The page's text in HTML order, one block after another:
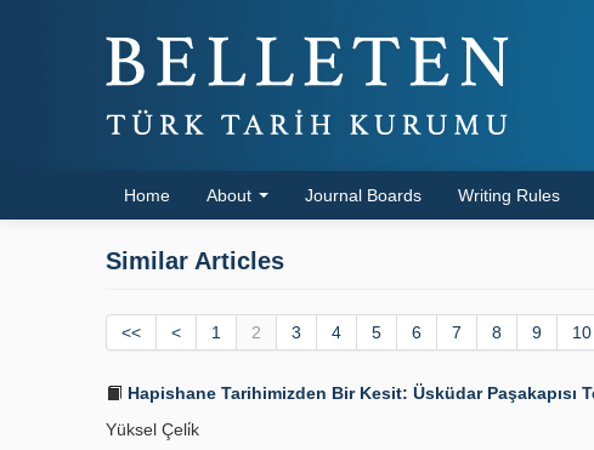
Home About Journal Boards Writing Rules
Similar Articles
<< < 1 2 3 4 5 6 7 8 9 10
Hapishane Tarihimizden Bir Kesit: Üsküdar Paşakapısı
Yüksel Çeli̇k